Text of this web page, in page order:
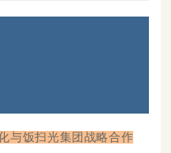
与饭扫光集团战略合作